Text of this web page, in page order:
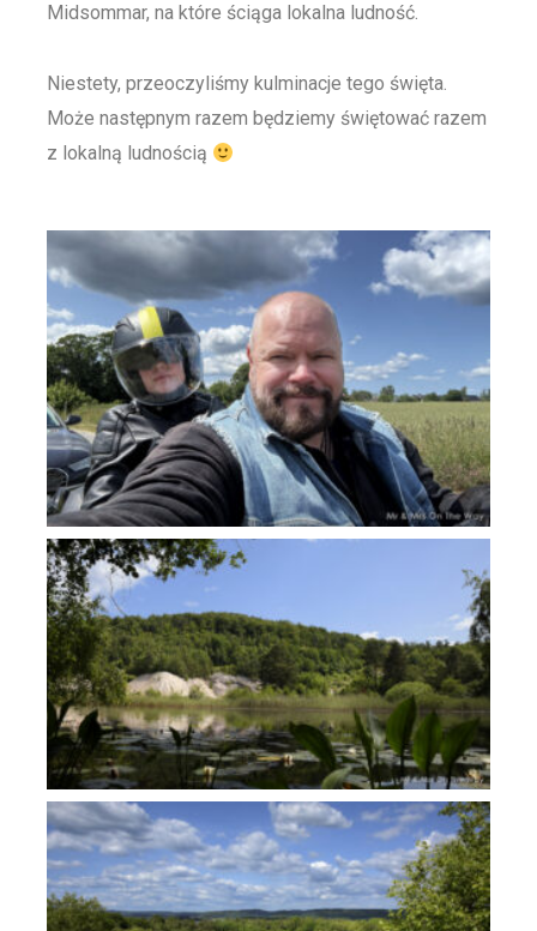
Midsommar, na które ściąga lokalna ludność.
Niestety, przeoczyliśmy kulminacje tego święta.
Może następnym razem będziemy świętować razem
z lokalną ludnością